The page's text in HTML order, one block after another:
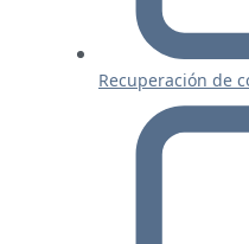
Recuperación de